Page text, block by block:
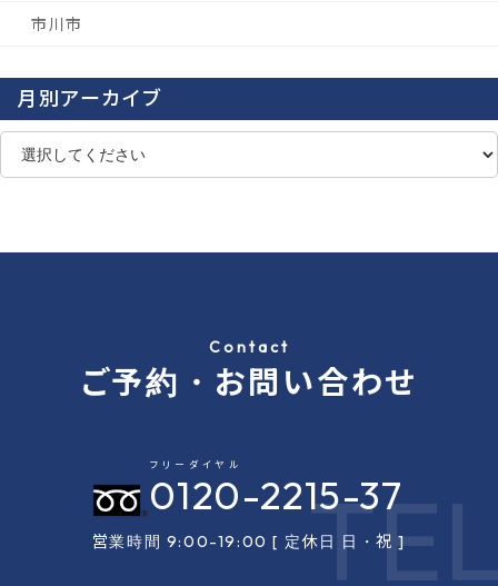
市川市
月別アーカイブ
Contact
ご予約・お問い合わせ
0120
フリーダイヤル
-2215-37
営業時間 9:00-19:00 [ 定休日 日・祝 ]